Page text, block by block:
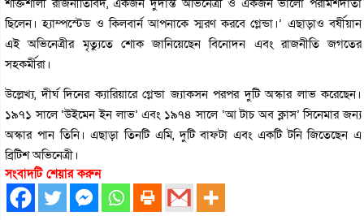
ছিলেন। হ্যাম্পস্টেড ও কিলবার্ন আপনাকে স্মরণ করবে গ্লেন্ডা।’ এছাড়াও বর্ষীয়ান
এই অভিনেত্রীর মৃত্যুতে শোক জানিয়েছেন বিনোদন এবং রাজনীতি জগতের
সহকর্মীরা।
উল্লেখ্য, দীর্ঘ দিনের ক্যারিয়ারে গ্লেন্ডা জ্যাকসন পরপর দুটি অস্কার লাভ করেছেন।
১৯৭১ সালে ‘উইমেন ইন লাভ’ এবং ১৯৭৪ সালে ‘আ টাচ অব ক্লাস’ সিনেমার জন্য
অস্কার পান তিনি। এছাড়া তিনটি এমি, দুটি বাফটা এবং একটি টনি জিতেছেন এ
ব্রিটিশ অভিনেত্রী।
সংবাদটি শেয়ার করুন